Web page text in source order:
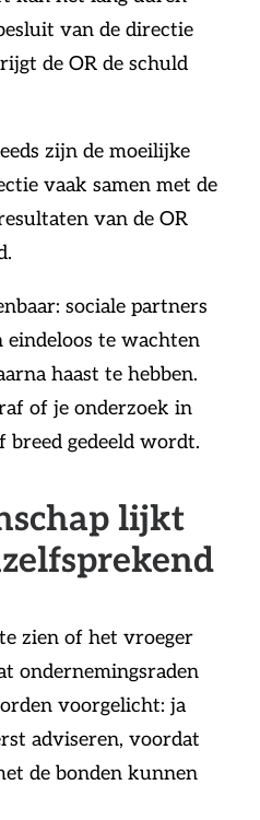
van de directie
de OR de schuld
zijn de moeilijke
vaak samen met de
van de OR
sociale partners
eindeloos te wachten
haast te hebben.
of je onderzoek in
gedeeld wordt.
lijkt
zien of het vroeger
ondernemingsraden
voorgelicht: ja
adviseren, voordat
de bonden kunnen